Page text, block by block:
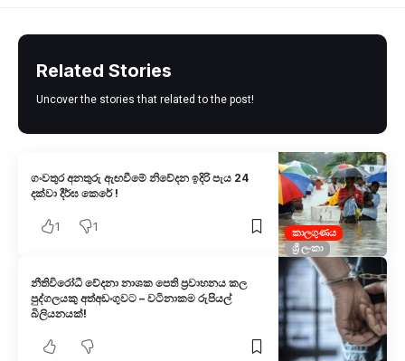
Related Stories
Uncover the stories that related to the post!
කාලගුණය
ශ්‍රී ලංකා
ගංවතුර අනතුරු ඇඟවීමේ නිවේදන ඉදිරි පැය 24
දක්වා දීර්ඝ කෙරේ !
1 1
නීතිවිරෝධී වේදනා නාශක පෙති ප්‍රවාහනය කල
පුද්ගලයකු අත්අඩංගුවට – වටිනාකම රුපියල්
බිලියනයක්!